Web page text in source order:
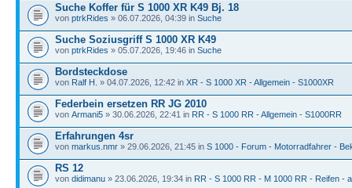
Suche Koffer für S 1000 XR K49 Bj. 18
von ptrkRides » 06.07.2026, 04:39 in Suche
Suche Soziusgriff S 1000 XR K49
von ptrkRides » 05.07.2026, 19:46 in Suche
Bordsteckdose
von Ralf H. » 04.07.2026, 12:42 in XR - S 1000 XR - Allgemein - S1000XR
Federbein ersetzen RR JG 2010
von Armani5 » 30.06.2026, 22:41 in RR - S 1000 RR - Allgemein - S1000RR
Erfahrungen 4sr
von markus.nmr » 29.06.2026, 21:45 in S 1000 - Forum - Motorradfahrer -
RS 12
von didimanu » 23.06.2026, 19:34 in RR - S 1000 RR - M 1000 RR - Reifen -